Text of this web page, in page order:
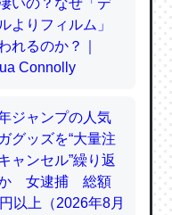
が拮抗してるので
シウムを使わずキ
るんだな…。腹足